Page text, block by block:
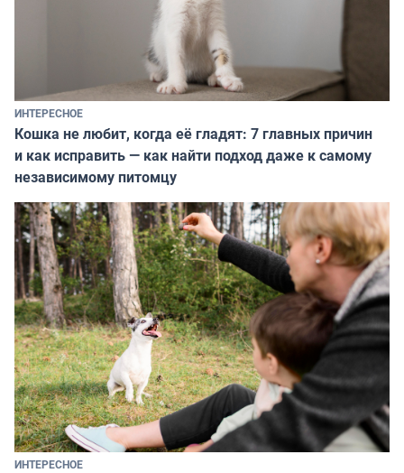
ИНТЕРЕСНОЕ
Кошка не любит, когда её гладят: 7 главных причин
и как исправить — как найти подход даже к самому
независимому питомцу
ИНТЕРЕСНОЕ